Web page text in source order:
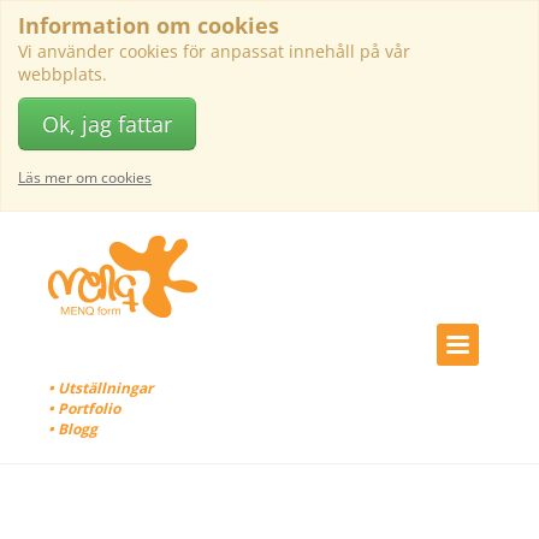
Information om cookies
Vi använder cookies för anpassat innehåll på vår
webbplats.
Ok, jag fattar
Läs mer om cookies
• Utställningar
• Portfolio
• Blogg